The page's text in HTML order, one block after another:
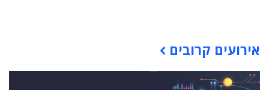
אירועים קרובים